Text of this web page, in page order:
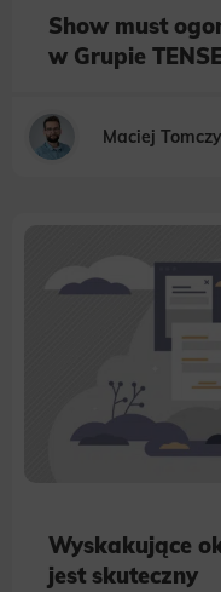
Show must
w Grupie TENSE
Maciej
Wyskakujące
jest skuteczny